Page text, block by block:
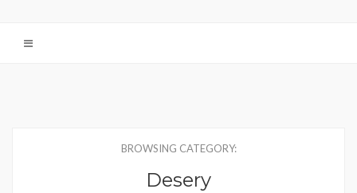
BROWSING CATEGORY:
Desery